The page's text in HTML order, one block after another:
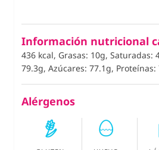
Información nutricional
436 kcal, Grasas: 10g, Saturadas:
79.3g, Azúcares: 77.1g, Proteínas:
Alérgenos